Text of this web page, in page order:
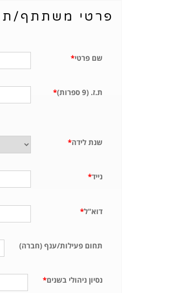
פרטי משתתף/ת
*שם פרטי
* ת.ז. (9 ספרות)
*שנת לידה
*נייד
*דוא"ל
תחום פעילות/ענף (חברה)
*נסיון ניהולי בשנים